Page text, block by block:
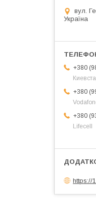
вул.
Україна
+380
+380
+380
Lifecell
https://